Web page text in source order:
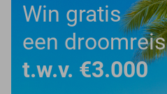
Win gratis
een droomreis
t.w.v. €3.000